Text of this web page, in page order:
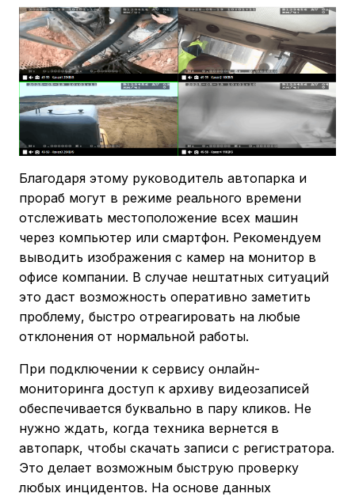
Благодаря этому руководитель автопарка и
прораб могут в режиме реального времени
отслеживать местоположение всех машин
через компьютер или смартфон. Рекомендуем
выводить изображения с камер на монитор в
офисе компании. В случае нештатных ситуаций
это даст возможность оперативно заметить
проблему, быстро отреагировать на любые
отклонения от нормальной работы.
При подключении к сервису онлайн-
мониторинга доступ к архиву видеозаписей
обеспечивается буквально в пару кликов. Не
нужно ждать, когда техника вернется в
автопарк, чтобы скачать записи с регистратора.
Это делает возможным быструю проверку
любых инцидентов. На основе данных